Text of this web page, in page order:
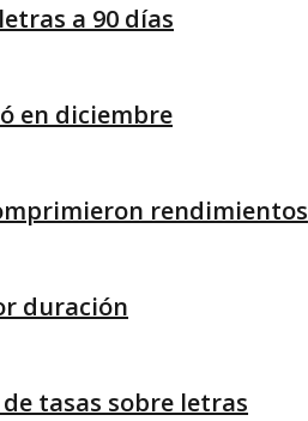
a 90 días
en diciembre
rendimientos
duración
tasas sobre letras